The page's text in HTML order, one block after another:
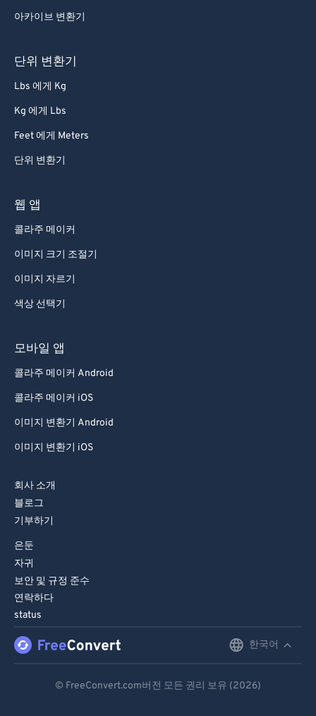
아카이브 변환기
단위 변환기
Lbs 에게 Kg
Kg 에게 Lbs
Feet 에게 Meters
단위 변환기
웹 앱
콜라주 메이커
이미지 크기 조절기
이미지 자르기
색상 선택기
모바일 앱
콜라주 메이커 Android
콜라주 메이커 iOS
이미지 변환기 Android
이미지 변환기 iOS
회사 소개
블로그
기부하기
은둔
자귀
보안 및 규정 준수
연락하다
status
한국어
© FreeConvert.com버전 모든 권리 보유 (2026)